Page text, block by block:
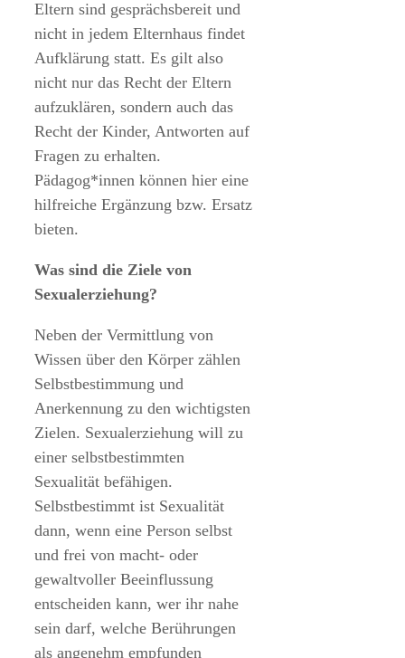
Eltern sind gesprächsbereit und
nicht in jedem Elternhaus findet
Aufklärung statt. Es gilt also
nicht nur das Recht der Eltern
aufzuklären, sondern auch das
Recht der Kinder, Antworten auf
Fragen zu erhalten.
Pädagog*innen können hier eine
hilfreiche Ergänzung bzw. Ersatz
bieten.
Was sind die Ziele von
Sexualerziehung?
Neben der Vermittlung von
Wissen über den Körper zählen
Selbstbestimmung und
Anerkennung zu den wichtigsten
Zielen. Sexualerziehung will zu
einer selbstbestimmten
Sexualität befähigen.
Selbstbestimmt ist Sexualität
dann, wenn eine Person selbst
und frei von macht- oder
gewaltvoller Beeinflussung
entscheiden kann, wer ihr nahe
sein darf, welche Berührungen
als angenehm empfunden